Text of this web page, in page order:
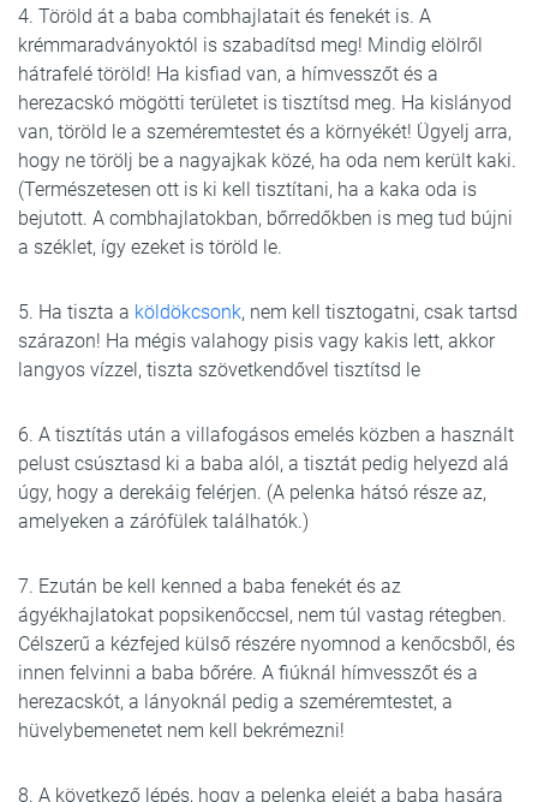
4. Töröld át a baba combhajlatait és fenekét is. A
krémmaradványoktól is szabadítsd meg! Mindig elölről
hátrafelé töröld! Ha kisfiad van, a hímvesszőt és a
herezacskó mögötti területet is tisztítsd meg. Ha kislányod
van, töröld le a szeméremtestet és a környékét! Ügyelj arra,
hogy ne törölj be a nagyajkak közé, ha oda nem került kaki.
(Természetesen ott is ki kell tisztítani, ha a kaka oda is
bejutott. A combhajlatokban, bőrredőkben is meg tud bújni
a széklet, így ezeket is töröld le.
5. Ha tiszta a köldökcsonk, nem kell tisztogatni, csak tartsd
szárazon! Ha mégis valahogy pisis vagy kakis lett, akkor
langyos vízzel, tiszta szövetkendővel tisztítsd le
6. A tisztítás után a villafogásos emelés közben a használt
pelust csúsztasd ki a baba alól, a tisztát pedig helyezd alá
úgy, hogy a derekáig felérjen. (A pelenka hátsó része az,
amelyeken a zárófülek találhatók.)
7. Ezután be kell kenned a baba fenekét és az
ágyékhajlatokat popsikenőccsel, nem túl vastag rétegben.
Célszerű a kézfejed külső részére nyomnod a kenőcsből, és
innen felvinni a baba bőrére. A fiúknál hímvesszőt és a
herezacskót, a lányoknál pedig a szeméremtestet, a
hüvelybemenetet nem kell bekrémezni!
8. A következő lépés, hogy a pelenka elejét a baba hasára